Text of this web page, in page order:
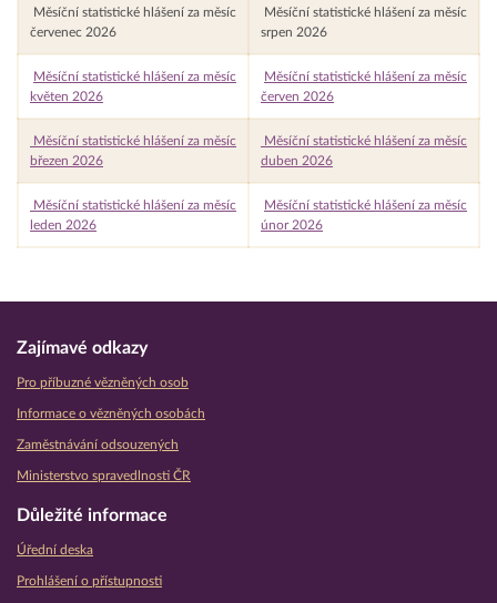
Měsíční statistické hlášení za měsíc
červenec 2026
Měsíční statistické hlášení za měsíc
srpen 2026
Měsíční statistické hlášení za měsíc
květen 2026
Měsíční statistické hlášení za měsíc
červen 2026
Měsíční statistické hlášení za měsíc
březen 2026
Měsíční statistické hlášení za měsíc
duben 2026
Měsíční statistické hlášení za měsíc
leden 2026
Měsíční statistické hlášení za měsíc
únor 2026
Zajímavé odkazy
Pro příbuzné vězněných osob
Informace o vězněných osobách
Zaměstnávání odsouzených
Ministerstvo spravedlnosti ČR
Důležité informace
Úřední deska
Prohlášení o přístupnosti